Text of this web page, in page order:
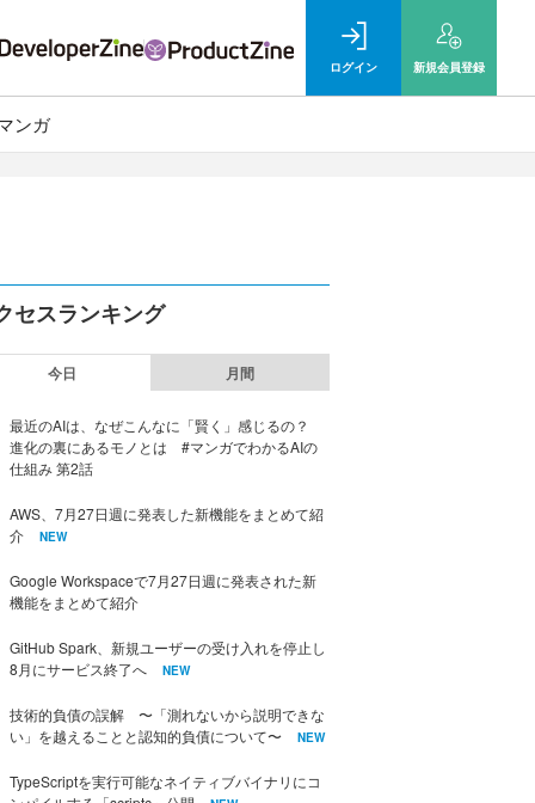
ログイン 新規会員登録
ンガ
セスランキング
今日 月間
最近のAIは、なぜこんなに「賢く」感じるの？
進化の裏にあるモノとは #マンガでわかるAIの
仕組み 第2話
AWS、7月27日週に発表した新機能をまとめて紹
介
NEW
Google Workspaceで7月27日週に発表された新
機能をまとめて紹介
GitHub Spark、新規ユーザーの受け入れを停止し
8月にサービス終了へ
NEW
技術的負債の誤解 〜「測れないから説明できな
い」を越えることと認知的負債について〜
NEW
TypeScriptを実行可能なネイティブバイナリにコ